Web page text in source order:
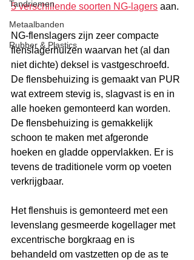
Tandriemen
Metaalbanden
Rubber & Plastics
5 verschillende soorten NG-lagers aan.
NG-flenslagers zijn zeer compacte
flenslagerhuizen waarvan het (al dan
niet dichte) deksel is vastgeschroefd.
De flensbehuizing is gemaakt van PUR
wat extreem stevig is, slagvast is en in
alle hoeken gemonteerd kan worden.
De flensbehuizing is gemakkelijk
schoon te maken met afgeronde
hoeken en gladde oppervlakken. Er is
tevens de traditionele vorm op voeten
verkrijgbaar.
Het flenshuis is gemonteerd met een
levenslang gesmeerde kogellager met
excentrische borgkraag en is
behandeld om vastzetten op de as te